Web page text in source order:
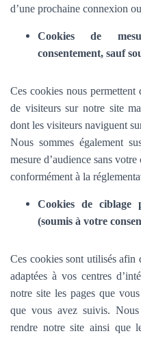
d’une prochaine connexion
Cookies de
consentement, sauf
Ces cookies nous
de visiteurs sur notre site
dont les visiteurs naviguent
Nous sommes également
mesure d’audience sans
conformément à la
Cookies de ciblage
(soumis à votre
Ces cookies sont utilisés afin
adaptées à vos centres
notre site les pages que
que vous avez suivis.
rendre notre site ainsi que